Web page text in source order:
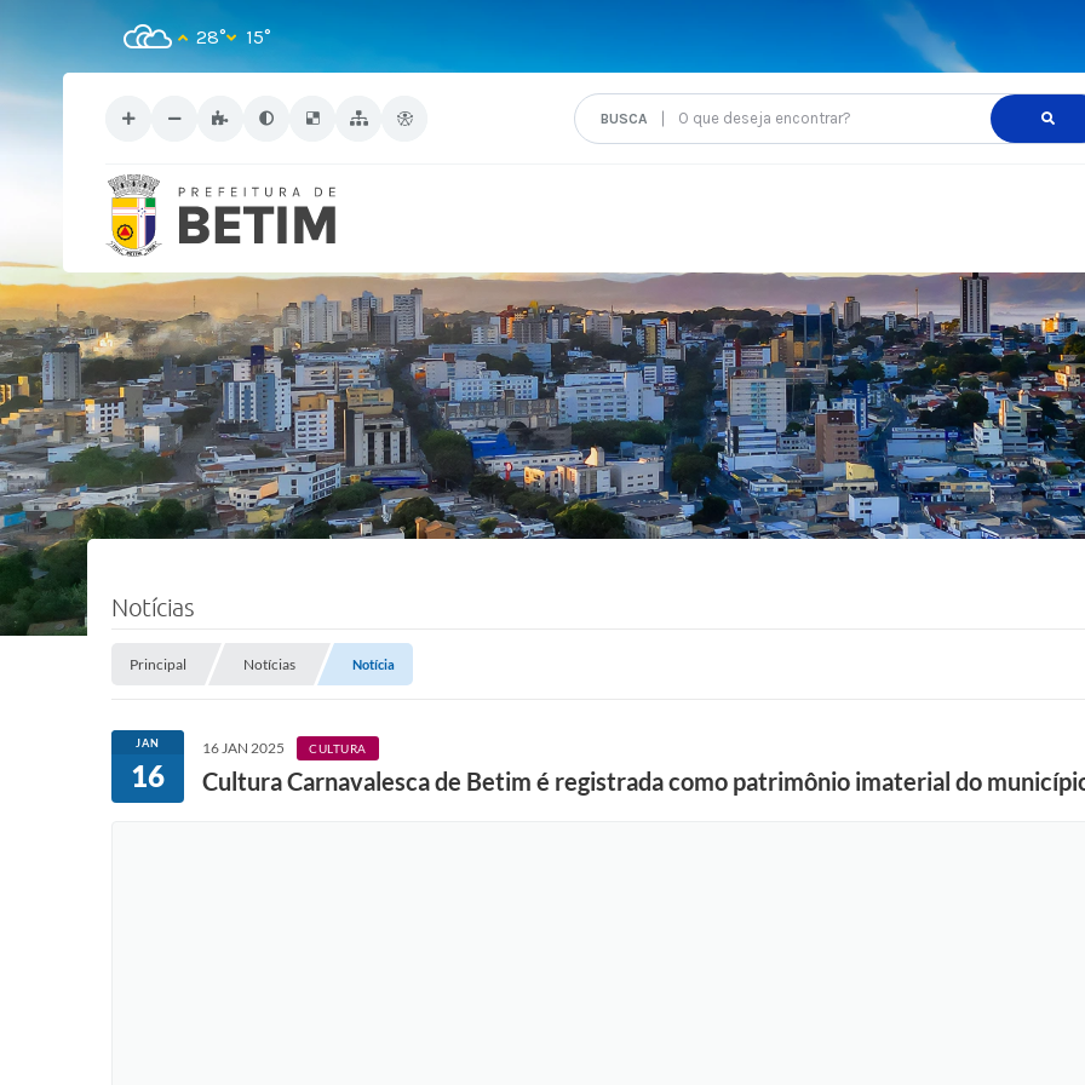
O que deseja encontrar?
28° 15°
Notícias
Principal Notícias Notícia
JAN
16
16 JAN 2025 CULTURA
Cultura Carnavalesca de Betim é registrada como patrimônio imaterial do